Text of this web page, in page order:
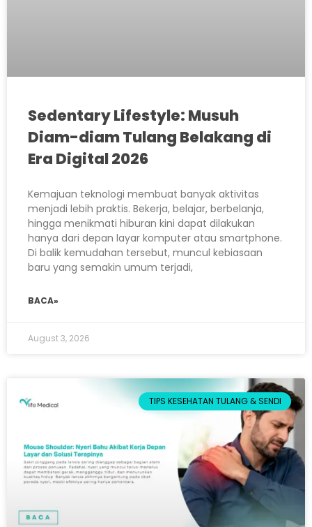
Sedentary Lifestyle: Musuh
Diam-diam Tulang Belakang di
Era Digital 2026
Kemajuan teknologi membuat banyak aktivitas
menjadi lebih praktis. Bekerja, belajar, berbelanja,
hingga menikmati hiburan kini dapat dilakukan
hanya dari depan layar komputer atau smartphone.
Di balik kemudahan tersebut, muncul kebiasaan
baru yang semakin umum terjadi,
BACA»
August 3, 2026
TIPS KESEHATAN TULANG & SENDI